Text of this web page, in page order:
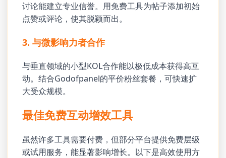
讨论能建立专业信誉。用免费工具为帖子添加初始
点赞或评论，使其脱颖而出。
3. 与微影响力者合作
与垂直领域的小型KOL合作能以极低成本获得高互
动。结合Godofpanel的平价粉丝套餐，可快速扩
大受众规模。
最佳免费互动增效工具
虽然许多工具需要付费，但部分平台提供免费层级
或试用服务，能显著影响增长。以下是高效使用方